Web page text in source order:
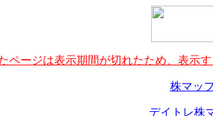
ページは表示期間が切れたため、表示
株マッ
デイトレ株